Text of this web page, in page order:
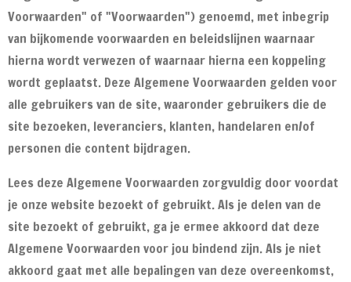
Voorwaarden" of "Voorwaarden") genoemd, met inbegrip
van bijkomende voorwaarden en beleidslijnen waarnaar
hierna wordt verwezen of waarnaar hierna een koppeling
wordt geplaatst. Deze Algemene Voorwaarden gelden voor
alle gebruikers van de site, waaronder gebruikers die de
site bezoeken, leveranciers, klanten, handelaren en/of
personen die content bijdragen.
Lees deze Algemene Voorwaarden zorgvuldig door voordat
je onze website bezoekt of gebruikt. Als je delen van de
site bezoekt of gebruikt, ga je ermee akkoord dat deze
Algemene Voorwaarden voor jou bindend zijn. Als je niet
akkoord gaat met alle bepalingen van deze overeenkomst,